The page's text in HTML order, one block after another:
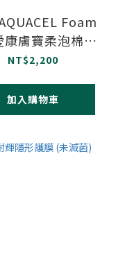
Foam
膚寶柔泡棉敷
黏) 10x10cm 10
NT$2,200
加入購物車